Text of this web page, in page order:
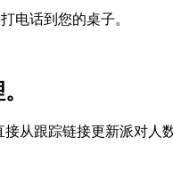
电话到您的桌子。
从跟踪链接更新派对